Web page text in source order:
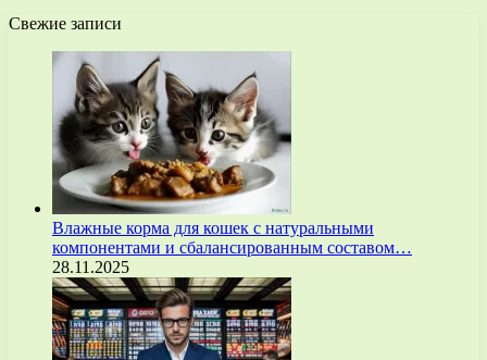
Свежие записи
Влажные корма для кошек с натуральными
компонентами и сбалансированным составом…
28.11.2025